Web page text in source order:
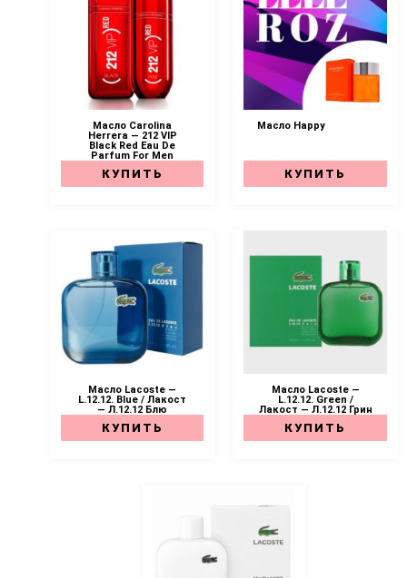
Масло Carolina
Herrera — 212 VIP
Black Red Eau De
Parfum For Men
КУПИТЬ
Масло Happy
КУПИТЬ
Масло Lacoste —
L.12.12. Blue / Лакост
— Л.12.12 Блю
КУПИТЬ
Масло Lacoste —
L.12.12. Green /
Лакост — Л.12.12 Грин
КУПИТЬ